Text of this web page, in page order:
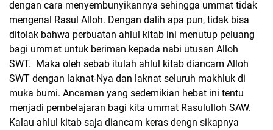
dengan cara menyembunyikannya sehingga ummat tidak
mengenal Rasul Alloh. Dengan dalih apa pun, tidak bisa
ditolak bahwa perbuatan ahlul kitab ini menutup peluang
bagi ummat untuk beriman kepada nabi utusan Alloh
SWT. Maka oleh sebab itulah ahlul kitab diancam Alloh
SWT dengan laknat-Nya dan laknat seluruh makhluk di
muka bumi. Ancaman yang sedemikian hebat ini tentu
menjadi pembelajaran bagi kita ummat Rasululloh SAW.
Kalau ahlul kitab saja diancam keras dengn sikapnya